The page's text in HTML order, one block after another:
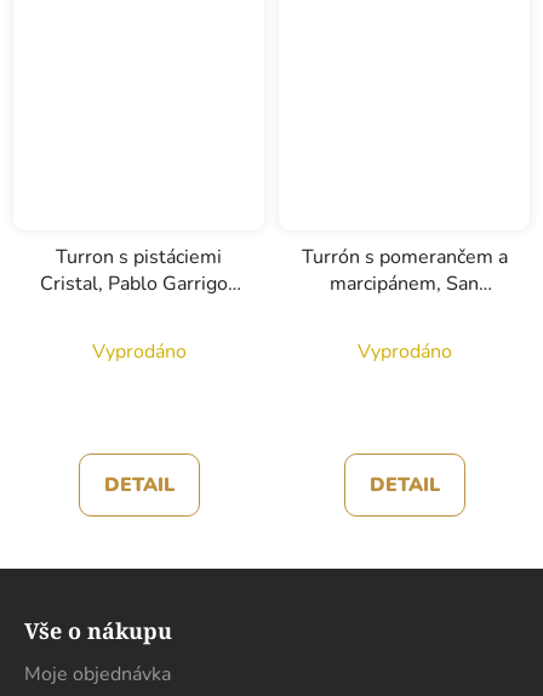
Turron s pistáciemi
Cristal, Pablo Garrigos
Vyprodáno
DETAIL
Turrón s pomerančem a
marcipánem, San
Vyprodáno
DETAIL
Vše o nákupu
Moje objednávka